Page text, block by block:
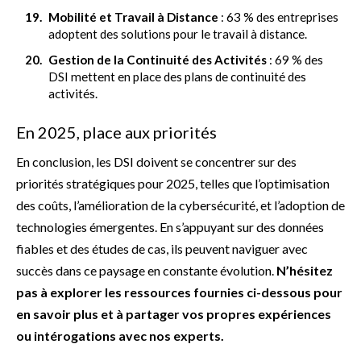
Mobilité et Travail à Distance : 63 % des entreprises
adoptent des solutions pour le travail à distance.
Gestion de la Continuité des Activités : 69 % des
DSI mettent en place des plans de continuité des
activités.
En 2025, place aux priorités
En conclusion, les DSI doivent se concentrer sur des
priorités stratégiques pour 2025, telles que l’optimisation
des coûts, l’amélioration de la cybersécurité, et l’adoption de
technologies émergentes. En s’appuyant sur des données
fiables et des études de cas, ils peuvent naviguer avec
succès dans ce paysage en constante évolution. N’hésitez
pas à explorer les ressources fournies ci-dessous pour
en savoir plus et à partager vos propres expériences
ou intérogations avec nos experts.